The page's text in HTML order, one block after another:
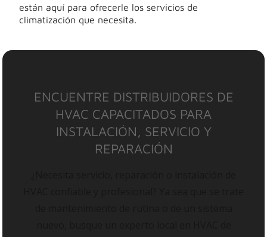
están aquí para ofrecerle los servicios de
climatización que necesita.
ENCUENTRE DISTRIBUIDORES DE
HVAC CAPACITADOS PARA
INSTALACIÓN, SERVICIO Y
REPARACIÓN